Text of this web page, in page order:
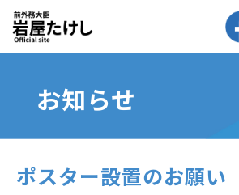
お知らせ
ポスター設置のお願い